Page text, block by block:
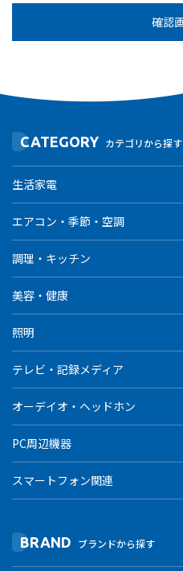
CATEGORY カテゴリから探す
生活家電
エアコン・季節・空調
調理・キッチン
美容・健康
照明
テレビ・記録メディア
オーデイオ・ヘッドホン
PC周辺機器
スマートフォン関連
BRAND ブランドから探す